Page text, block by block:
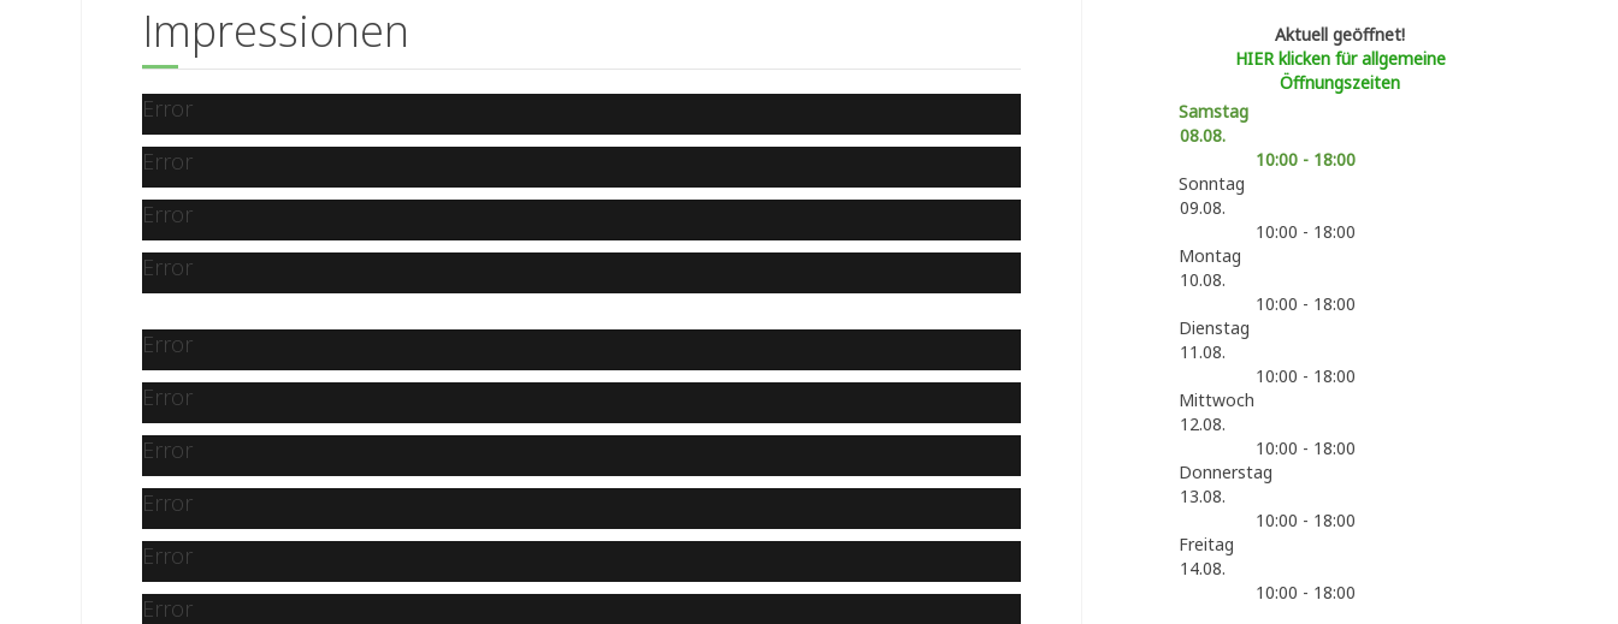
Impressionen
Error
Error
Error
Error
Error
Error
Error
Error
Error
Error
Aktuell geöffnet!
HIER klicken für allgemeine
Öffnungszeiten
Samstag
08.08.
10:00 - 18:00
Sonntag
09.08.
10:00 - 18:00
Montag
10.08.
10:00 - 18:00
Dienstag
11.08.
10:00 - 18:00
Mittwoch
12.08.
10:00 - 18:00
Donnerstag
13.08.
10:00 - 18:00
Freitag
14.08.
10:00 - 18:00